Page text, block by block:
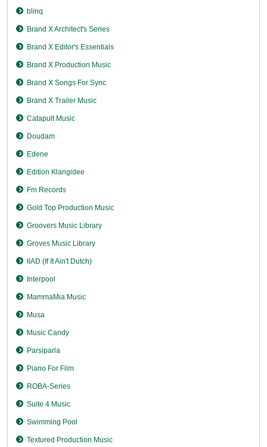
blinq
Brand X Architect's Series
Brand X Editor's Essentials
Brand X Production Music
Brand X Songs For Sync
Brand X Trailer Music
Catapult Music
Doudam
Edene
Edition Klangidee
Fm Records
Gold Top Production Music
Groovers Music Library
Groves Music Library
IIAD (If It Ain't Dutch)
Interpool
MammaMia Music
Musa
Music Candy
Parsiparla
Piano For Film
ROBA-Series
Suite 4 Music
Swimming Pool
Textured Production Music